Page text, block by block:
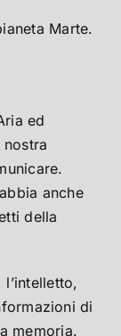
Marte.
ed
anche
della
di
memoria.